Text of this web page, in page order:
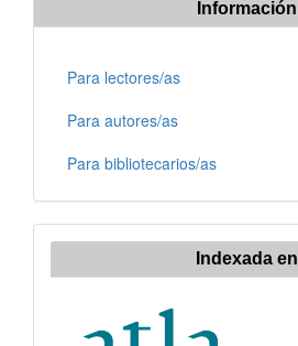
Información
Para lectores/as
Para autores/as
Para bibliotecarios/as
Indexada en